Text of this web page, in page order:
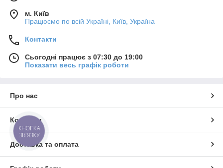
м. Київ
Працюємо по всій Україні, Київ, Україна
Контакти
Сьогодні працює з 07:30 до 19:00
Показати весь графік роботи
Про нас
Контакти
Доставка та оплата
КНОПКА
ЗВ'ЯЗКУ